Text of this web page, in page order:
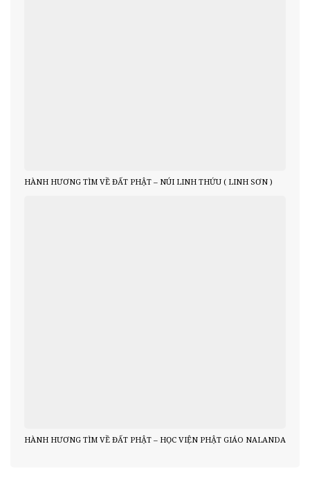
HÀNH HƯƠNG TÌM VỀ ĐẤT PHẬT – NÚI LINH THỨU ( LINH SƠN )
HÀNH HƯƠNG TÌM VỀ ĐẤT PHẬT – HỌC VIỆN PHẬT GIÁO NALANDA